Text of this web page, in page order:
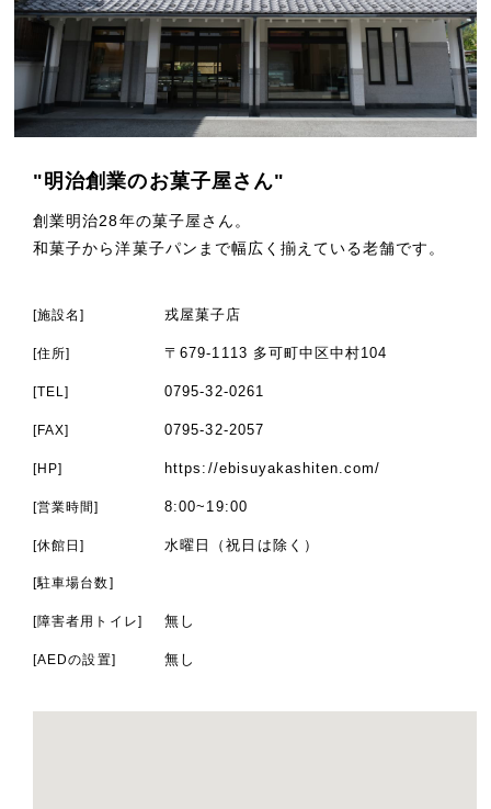
"明治創業のお菓子屋さん"
創業明治28年の菓子屋さん。
和菓子から洋菓子パンまで幅広く揃えている老舗です。
[施設名] 戎屋菓子店
[住所] 〒679-1113 多可町中区中村104
[TEL] 0795-32-0261
[FAX] 0795-32-2057
[HP] https://ebisuyakashiten.com/
[営業時間] 8:00~19:00
[休館日] 水曜日（祝日は除く）
[駐車場台数]
[障害者用トイレ] 無し
[AEDの設置] 無し